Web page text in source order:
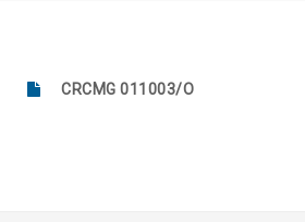
CRCMG 011003/O